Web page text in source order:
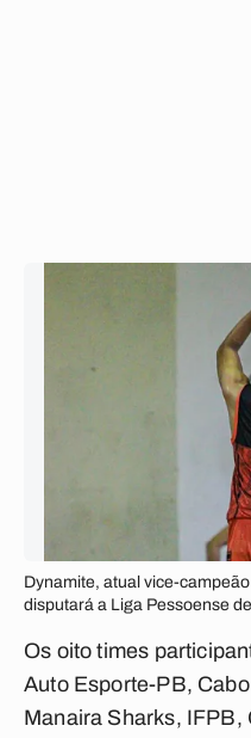
Dynamite, atual vice-
disputará a Liga Pessoense
Os oito times
Auto Esporte-PB,
Manaira Sharks, IFPB,